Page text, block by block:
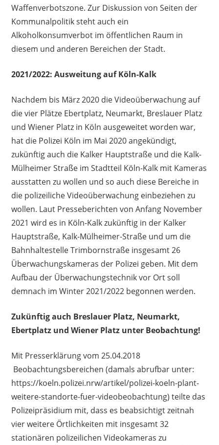
Waffenverbotszone. Zur Diskussion von Seiten der
Kommunalpolitik steht auch ein
Alkoholkonsumverbot im öffentlichen Raum in
diesem und anderen Bereichen der Stadt.
2021/2022: Ausweitung auf Köln-Kalk
Nachdem bis März 2020 die Videoüberwachung auf
die vier Plätze Ebertplatz, Neumarkt, Breslauer Platz
und Wiener Platz in Köln ausgeweitet worden war,
hat die Polizei Köln im Mai 2020 angekündigt,
zukünftig auch die Kalker Hauptstraße und die Kalk-
Mülheimer Straße im Stadtteil Köln-Kalk mit Kameras
ausstatten zu wollen und so auch diese Bereiche in
die polizeiliche Videoüberwachung einbeziehen zu
wollen. Laut Presseberichten von Anfang November
2021 wird es in Köln-Kalk zukünftig in der Kalker
Hauptstraße, Kalk-Mülheimer-Straße und um die
Bahnhaltestelle Trimbornstraße insgesamt 26
Überwachungskameras der Polizei geben. Mit dem
Aufbau der Überwachungstechnik vor Ort soll
demnach im Winter 2021/2022 begonnen werden.
Zukünftig auch Breslauer Platz, Neumarkt,
Ebertplatz und Wiener Platz unter Beobachtung!
Mit Presserklärung vom 25.04.2018
Beobachtungsbereichen (damals abrufbar unter:
https://koeln.polizei.nrw/artikel/polizei-koeln-plant-
weitere-standorte-fuer-videobeobachtung) teilte das
Polizeipräsidium mit, dass es beabsichtigt zeitnah
vier weitere Örtlichkeiten mit insgesamt 32
stationären polizeilichen Videokameras zu